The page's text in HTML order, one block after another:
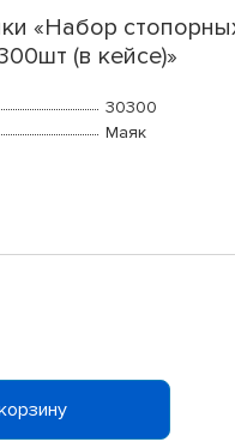
«Набор
(в кейсе)»
30300
Маяк